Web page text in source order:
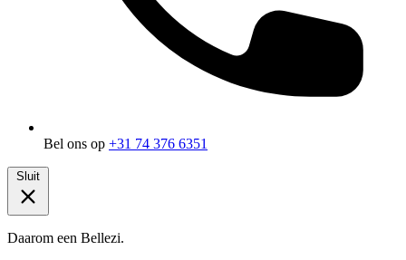
Bel ons op +31 74 376 6351
Sluit
Daarom een Bellezi.